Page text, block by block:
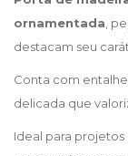
ornamentada ,
destacam seu
Conta com
delicada que
Ideal para